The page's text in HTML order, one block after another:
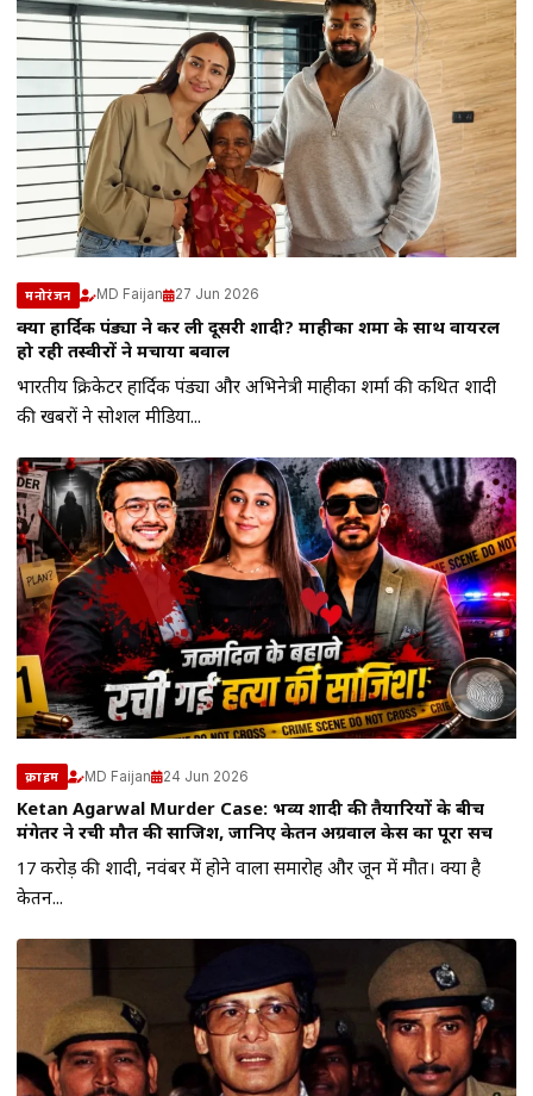
मनोरंजन MD Faijan 27 Jun 2026
क्या हार्दिक पंड्या ने कर ली दूसरी शादी? माहीका शर्मा के साथ वायरल
हो रही तस्वीरों ने मचाया बवाल
भारतीय क्रिकेटर हार्दिक पंड्या और अभिनेत्री माहीका शर्मा की कथित शादी
की खबरों ने सोशल मीडिया...
क्राइम MD Faijan 24 Jun 2026
Ketan Agarwal Murder Case: भव्य शादी की तैयारियों के बीच
मंगेतर ने रची मौत की साजिश, जानिए केतन अग्रवाल केस का पूरा सच
17 करोड़ की शादी, नवंबर में होने वाला समारोह और जून में मौत। क्या है
केतन...